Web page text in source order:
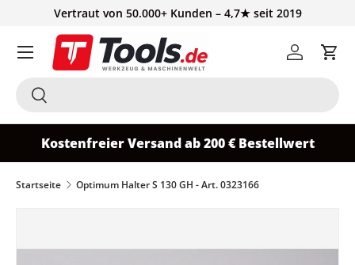
Vertraut von 50.000+ Kunden – 4,7★ seit 2019
Suchen
Suchen
Einloggen
Kostenfreier Versand ab 200 € Bestellwert
Startseite Optimum Halter S 130 GH - Art. 0323166